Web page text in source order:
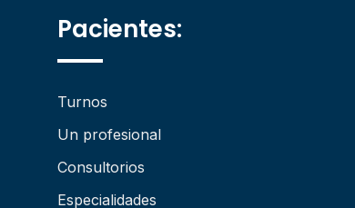
Pacientes:
Turnos
Un profesional
Consultorios
Especialidades